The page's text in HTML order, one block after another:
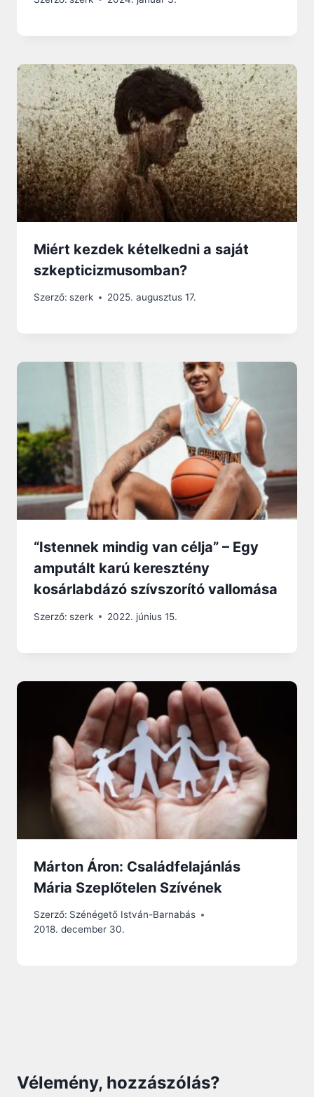
Miért kezdek kételkedni a saját
szkepticizmusomban?
Szerző: szerk 2025. augusztus 17.
“Istennek mindig van célja” – Egy
amputált karú keresztény
kosárlabdázó szívszorító vallomása
Szerző: szerk 2022. június 15.
Márton Áron: Családfelajánlás
Mária Szeplőtelen Szívének
Szerző: Szénégető István-Barnabás
2018. december 30.
Vélemény, hozzászólás?